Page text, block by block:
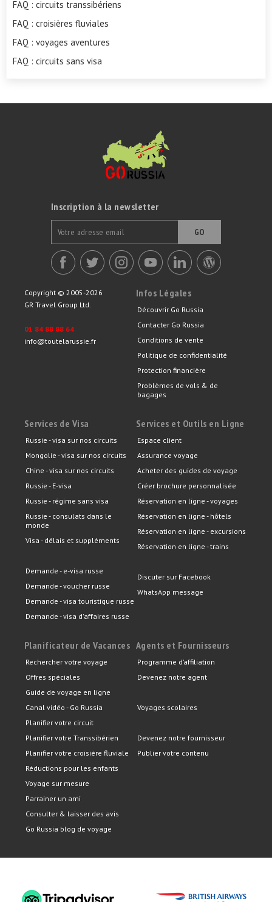
FAQ : circuits transsibériens
FAQ : croisières fluviales
FAQ : voyages aventures
FAQ : circuits sans visa
Inscription à la newsletter
GO
Copyright © 2005-2026
GR Travel Group Ltd.
01 84 88 88 64
info@toutelarussie.fr
Infos Légales
Découvrir Go Russia
Contacter Go Russia
Conditions de vente
Politique de confidentialité
Protection financière
Problèmes de vols & de
bagages
Services de Visa
Russie - visa sur nos circuits
Mongolie - visa sur nos circuits
Chine - visa sur nos circuits
Russie - E-visa
Russie - régime sans visa
Russie - consulats dans le
monde
Visa - délais et suppléments
Demande - e-visa russe
Demande - voucher russe
Demande - visa touristique russe
Demande - visa d'affaires russe
Services et Outils en Ligne
Espace client
Assurance voyage
Acheter des guides de voyage
Créer brochure personnalisée
Réservation en ligne - voyages
Réservation en ligne - hôtels
Réservation en ligne - excursions
Réservation en ligne - trains
Discuter sur Facebook
WhatsApp message
Planificateur de Vacances
Rechercher votre voyage
Offres spéciales
Guide de voyage en ligne
Canal vidéo - Go Russia
Planifier votre circuit
Planifier votre Transsibérien
Planifier votre croisière fluviale
Réductions pour les enfants
Voyage sur mesure
Parrainer un ami
Consulter & laisser des avis
Go Russia blog de voyage
Agents et Fournisseurs
Programme d’affiliation
Devenez notre agent
Voyages scolaires
Devenez notre fournisseur
Publier votre contenu